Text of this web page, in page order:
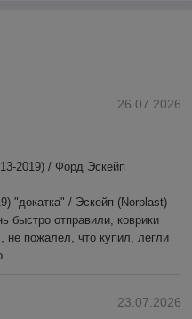
26.07.2026
2019) / Форд Эскейп
"докатка" / Эскейп (Norplast)
быстро отправили, коврики
пожалел, что купил, легли
23.07.2026